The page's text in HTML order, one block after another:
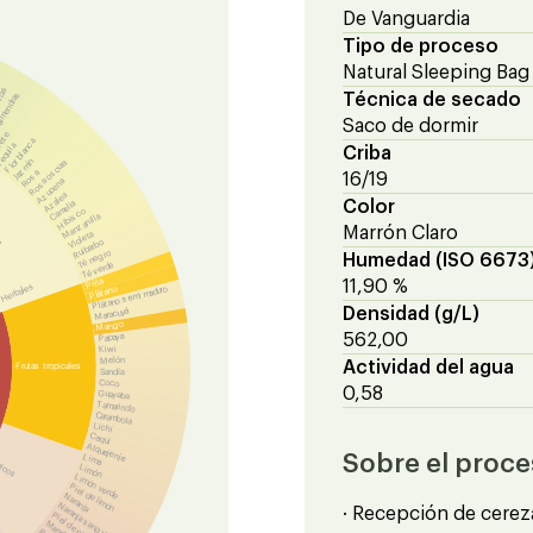
Herbales
Frutas tropicales
Flor blanca
Jazmín
RosaRosa oscura
Azucena
Azalea
Camelia
Hibisco
Manzanilla
Violeta
Ruibarbo
Té negro
Té verde
Piña
Plátano
Plátano semi maduro
Maracuyá
Mango
Papaya
Kiwi
Melón
Sandía
Coco
Guayaba
Tamarindo
Carambola
Lichi
Caqui
Alquejenje
Lima
Limón
Limón verde
Piel de limón
Naranja
Naranja sanguina
De Vanguardia
Tipo de proceso
Natural Sleeping Bag
Técnica de secado
Saco de dormir
Criba
16/19
Color
Marrón Claro
Humedad (ISO
11,90 %
Densidad (g/L)
562,00
Actividad del agua
0,58
Sobre el
· Recepción de